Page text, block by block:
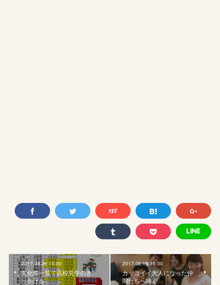
2017.08.24 15:00
文化祭一覧で高校見学のき
っかけを
2017.08.19 15:00
カッコイイ大人になった仲
間たちへ捧ぐ